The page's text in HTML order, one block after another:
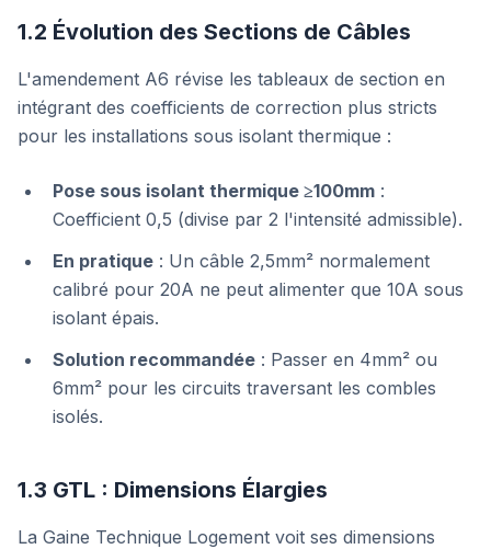
1.2 Évolution des Sections de Câbles
L'amendement A6 révise les tableaux de section en
intégrant des coefficients de correction plus stricts
pour les installations sous isolant thermique :
Pose sous isolant thermique ≥100mm :
Coefficient 0,5 (divise par 2 l'intensité admissible).
En pratique : Un câble 2,5mm² normalement
calibré pour 20A ne peut alimenter que 10A sous
isolant épais.
Solution recommandée : Passer en 4mm² ou
6mm² pour les circuits traversant les combles
isolés.
1.3 GTL : Dimensions Élargies
La Gaine Technique Logement voit ses dimensions